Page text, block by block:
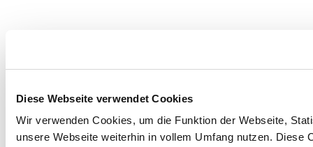
Diese Webseite verwendet Cookies
Wir verwenden Cookies, um die Funktion der Webseite,
unsere Webseite weiterhin in vollem Umfang nutzen.